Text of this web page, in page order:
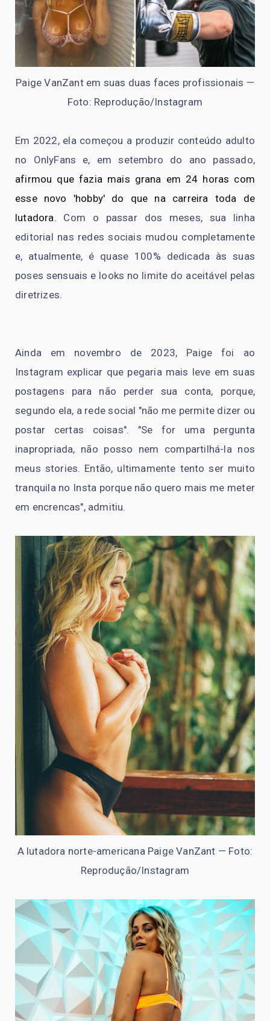
Paige VanZant em suas duas faces profissionais —
Foto: Reprodução/Instagram
Em 2022, ela começou a produzir conteúdo adulto
no OnlyFans e, em setembro do ano passado,
afirmou que fazia mais grana em 24 horas com
esse novo 'hobby' do que na carreira toda de
lutadora. Com o passar dos meses, sua linha
editorial nas redes sociais mudou completamente
e, atualmente, é quase 100% dedicada às suas
poses sensuais e looks no limite do aceitável pelas
diretrizes.
Ainda em novembro de 2023, Paige foi ao
Instagram explicar que pegaria mais leve em suas
postagens para não perder sua conta, porque,
segundo ela, a rede social "não me permite dizer ou
postar certas coisas". "Se for uma pergunta
inapropriada, não posso nem compartilhá-la nos
meus stories. Então, ultimamente tento ser muito
tranquila no Insta porque não quero mais me meter
em encrencas", admitiu.
A lutadora norte-americana Paige VanZant — Foto:
Reprodução/Instagram